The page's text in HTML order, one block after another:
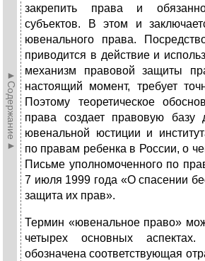
►Содержание►
закрепить права и
субъектов. В этом и
ювенального права.
приводится в действие и
механизм правовой защиты
настоящий момент, требует
Поэтому теоретическое
права создает правовую базу
ювенальной юстиции и
по правам ребенка в России, о
Письме уполномоченного по
7 июля 1999 года «О спасении
защита их прав».
Термин «ювенальное право»
четырех основных
обозначена соответствующая